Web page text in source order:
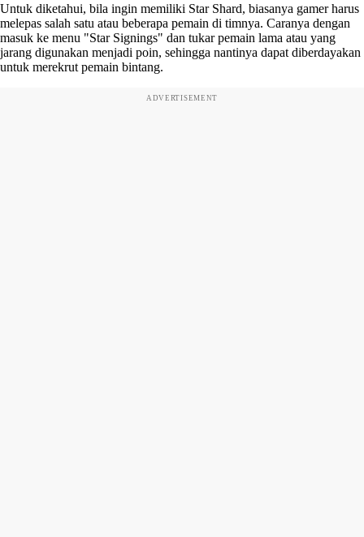
Untuk diketahui, bila ingin memiliki Star Shard, biasanya gamer harus
melepas salah satu atau beberapa pemain di timnya. Caranya dengan
masuk ke menu "Star Signings" dan tukar pemain lama atau yang
jarang digunakan menjadi poin, sehingga nantinya dapat diberdayakan
untuk merekrut pemain bintang.
ADVERTISEMENT